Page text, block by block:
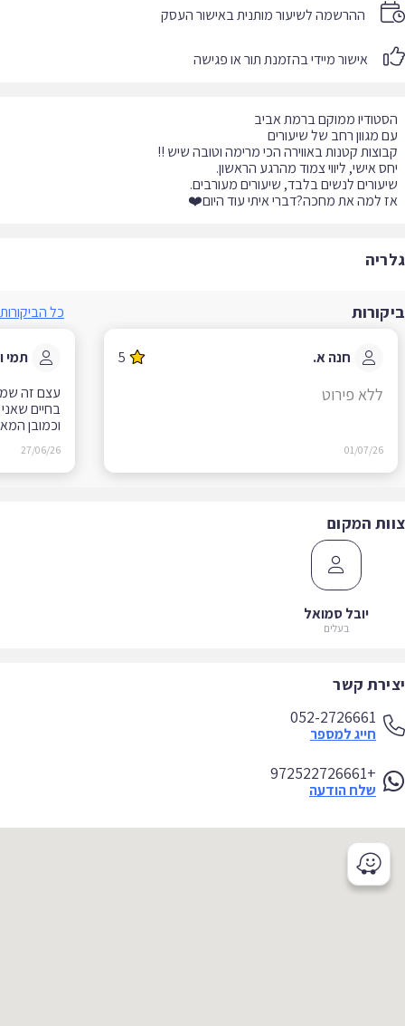
ההרשמה לשיעור מותנית באישור העסק
אישור מיידי בהזמנת תור או פגישה
למה את מחכה?דברי איתי עוד היום❤️
כל הביקורות
חנה א. 5
ללא פירוט
01/07/26
תמי ו.
עצם זה
בחיים
וכמובן
27/06/26
המקום
יובל סמואל
בעלים
קשר
052-2726661
חייג למספר
+972522726661
שלח הודעה